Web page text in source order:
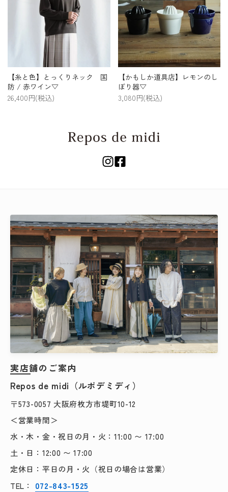
【糸と色】とっくりネック 国
防 / 赤ワイン▽
26,400円(税込)
【かもしか道具店】レモンのし
ぼり器▽
3,080円(税込)
実店舗のご案内
Repos de midi（ルポデミディ）
〒573-0057 大阪府枚方市堤町10-12
＜営業時間＞
水・木・金・祝日の月・火：11:00 〜 17:00
土・日：12:00 〜 17:00
定休日：平日の月・火（祝日の場合は営業）
TEL：
072-843-1525